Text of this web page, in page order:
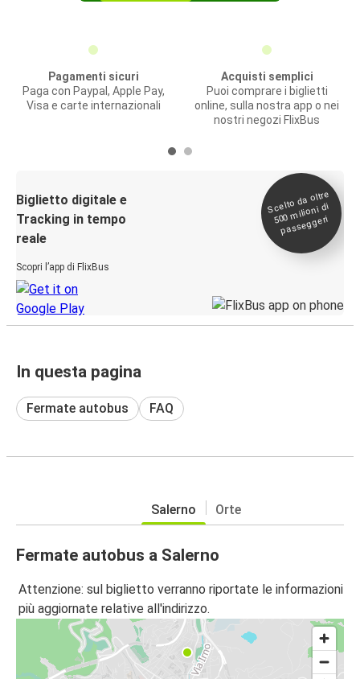
Pagamenti sicuri
Paga con Paypal, Apple Pay,
Visa e carte internazionali
Acquisti semplici
Puoi comprare i biglietti
online, sulla nostra app o nei
nostri negozi FlixBus
Biglietto digitale e
Tracking in tempo
reale
Scopri l’app di FlixBus
Scelto da oltre
500
milioni di
passeggeri
In questa pagina
Fermate autobus FAQ
Salerno Orte
Fermate autobus a Salerno
Attenzione: sul biglietto verranno riportate le informazioni
più aggiornate relative all'indirizzo.